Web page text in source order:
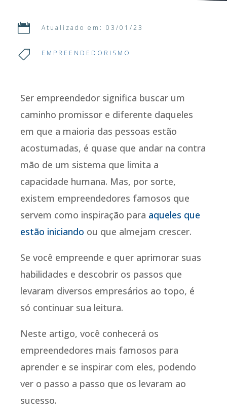
 Atualizado em: 03/01/23
 EMPREENDEDORISMO
Ser empreendedor significa buscar um
caminho promissor e diferente daqueles
em que a maioria das pessoas estão
acostumadas, é quase que andar na contra
mão de um sistema que limita a
capacidade humana. Mas, por sorte,
existem empreendedores famosos que
servem como inspiração para aqueles que
estão iniciando ou que almejam crescer.
Se você empreende e quer aprimorar suas
habilidades e descobrir os passos que
levaram diversos empresários ao topo, é
só continuar sua leitura.
Neste artigo, você conhecerá os
empreendedores mais famosos para
aprender e se inspirar com eles, podendo
ver o passo a passo que os levaram ao
sucesso.